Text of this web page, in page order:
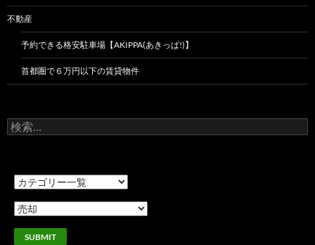
不動産
予約できる格安駐車場【AKIPPA(あきっぱ!)】
首都圏で６万円以下の賃貸物件
検
索: